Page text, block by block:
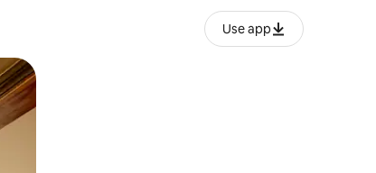
Use app